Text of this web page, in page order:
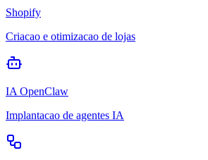
Shopify
Criacao e otimizacao de lojas
IA OpenClaw
Implantacao de agentes IA